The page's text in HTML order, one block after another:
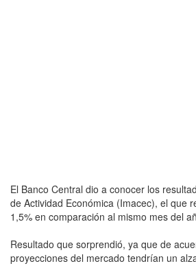
El Banco Central dio a conocer los
de Actividad Económica (Imacec), el que
1,5% en comparación al mismo mes del
Resultado que sorprendió, ya que de
proyecciones del mercado tendrían un